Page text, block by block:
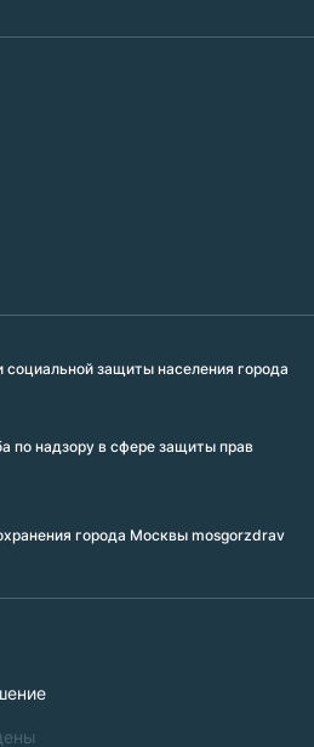
социальной защиты населения города
по надзору в сфере защиты прав
города Москвы mosgorzdrav